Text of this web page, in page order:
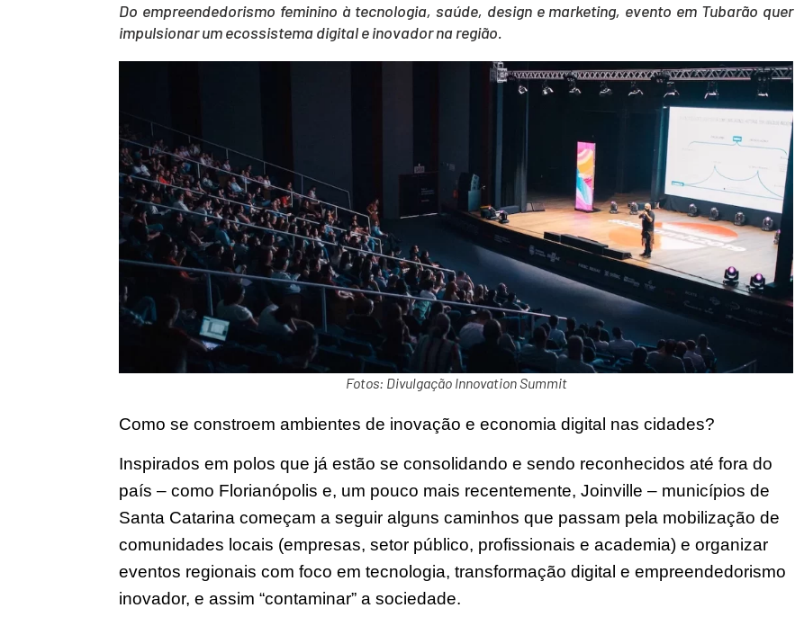
Do empreendedorismo feminino à tecnologia, saúde, design e marketing, evento em Tubarão quer
impulsionar um ecossistema digital e inovador na região.
Fotos: Divulgação Innovation Summit
Como se constroem ambientes de inovação e economia digital nas cidades?
Inspirados em polos que já estão se consolidando e sendo reconhecidos até fora do
país – como Florianópolis e, um pouco mais recentemente, Joinville – municípios de
Santa Catarina começam a seguir alguns caminhos que passam pela mobilização de
comunidades locais (empresas, setor público, profissionais e academia) e organizar
eventos regionais com foco em tecnologia, transformação digital e empreendedorismo
inovador, e assim “contaminar” a sociedade.